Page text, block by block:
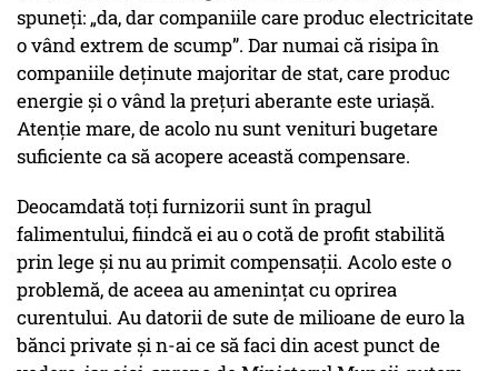
spuneți: „da, dar companiile care produc electricitate
o vând extrem de scump”. Dar numai că risipa în
companiile deținute majoritar de stat, care produc
energie și o vând la prețuri aberante este uriașă.
Atenție mare, de acolo nu sunt venituri bugetare
suficiente ca să acopere această compensare.
Deocamdată toți furnizorii sunt în pragul
falimentului, fiindcă ei au o cotă de profit stabilită
prin lege și nu au primit compensații. Acolo este o
problemă, de aceea au amenințat cu oprirea
curentului. Au datorii de sute de milioane de euro la
bănci private și n-ai ce să faci din acest punct de